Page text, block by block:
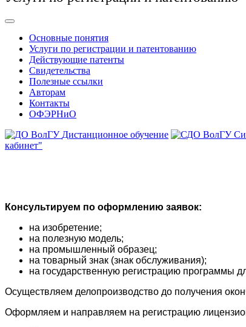
Основные понятия
Услуги по регистрации и патентованию
Действующие патенты
Свидетельства
Полезные ссылки
Авторам
Контакты
ОФЭРНиО
Дистанционное обучение
кабинет"
Консультируем по оформлению заявок:
на изобретение;
на полезную модель;
на промышленный образец;
на товарный знак (знак обслуживания);
на государственную регистрацию
Осуществляем делопроизводство до получения
Оформляем и направляем на регистрацию